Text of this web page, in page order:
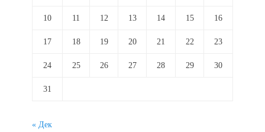
10 11 12 13 14 15 16
17 18 19 20 21 22 23
24 25 26 27 28 29 30
31
« Дек